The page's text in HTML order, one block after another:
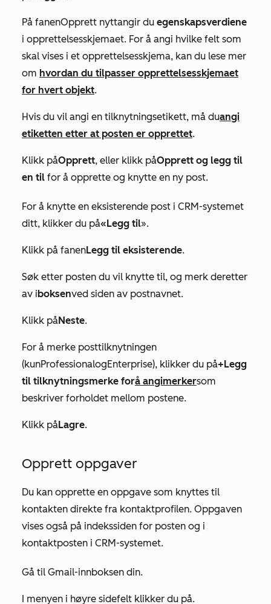
På fanenOpprett nyttangir du egenskapsverdiene
i opprettelsesskjemaet. For å angi hvilke felt som
skal vises i et opprettelsesskjema, kan du lese mer
om hvordan du tilpasser opprettelsesskjemaet
for hvert objekt.
Hvis du vil angi en tilknytningsetikett, må duangi
etiketten etter at posten er opprettet.
Klikk påOpprett, eller klikk påOpprett og legg til
en til for å opprette og knytte en ny post.
For å knytte en eksisterende post i CRM-systemet
ditt, klikker du på«Legg til».
Klikk på fanenLegg til eksisterende.
Søk etter posten du vil knytte til, og merk deretter
av iboksenved siden av postnavnet.
Klikk påNeste.
For å merke posttilknytningen
(kunProfessionalogEnterprise), klikker du på+Legg
til tilknytningsmerke forå angimerkersom
beskriver forholdet mellom postene.
Klikk påLagre.
Opprett oppgaver
Du kan opprette en oppgave som knyttes til
kontakten direkte fra kontaktprofilen. Oppgaven
vises også på indekssiden for posten og i
kontaktposten i CRM-systemet.
Gå til Gmail-innboksen din.
I menyen i høyre sidefelt klikker du på.